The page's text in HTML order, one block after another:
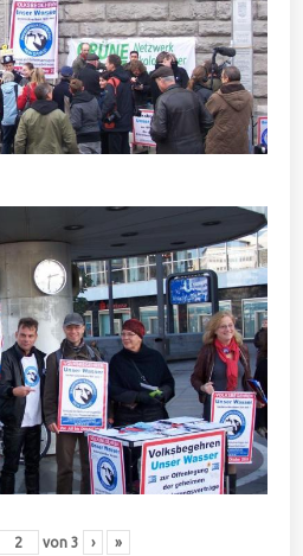
von 3 › »